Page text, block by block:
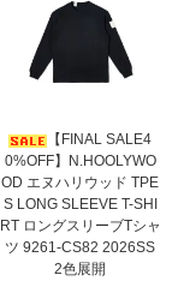
【FINAL SALE4
0%OFF】N.HOOLYWO
OD エヌハリウッド TPE
S LONG SLEEVE T-SHI
RT ロングスリーブTシャ
ツ 9261-CS82 2026SS
2色展開